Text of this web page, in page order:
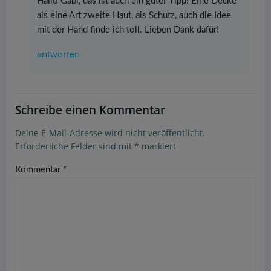
als eine Art zweite Haut, als Schutz, auch die Idee
mit der Hand finde ich toll. Lieben Dank dafür!
antworten
Schreibe einen Kommentar
Deine E-Mail-Adresse wird nicht veröffentlicht.
Erforderliche Felder sind mit * markiert
Kommentar *